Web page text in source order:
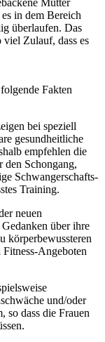
in dem Bereich
überlaufen. Das
Zulauf, dass es
Fakten
bei speziell
gesundheitliche
empfehlen die
den Schongang,
Schwangerschafts-
Training.
neuen
über ihre
körperbewussteren
Fitness-Angeboten
und/oder
so dass die Frauen